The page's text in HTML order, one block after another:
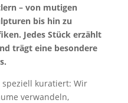
– von mutigen
bis hin zu
Jedes Stück erzählt
trägt eine besondere
speziell kuratiert: Wir
verwandeln,